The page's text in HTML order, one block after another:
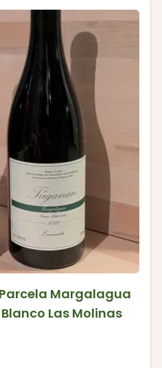
Margalagua
Las Molinas